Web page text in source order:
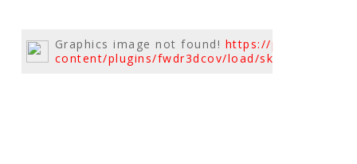
Graphics image not found! https://
content/plugins/fwdr3dcov/load/